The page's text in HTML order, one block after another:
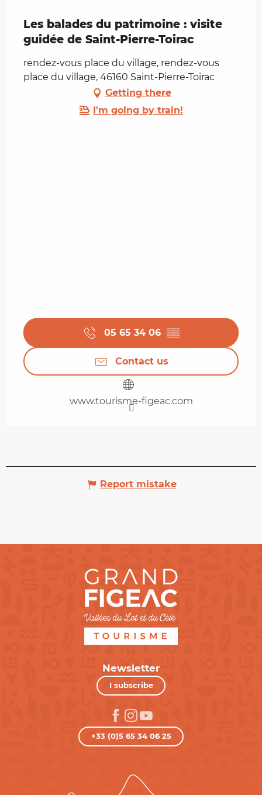
Les balades du patrimoine : visite
guidée de Saint-Pierre-Toirac
rendez-vous place du village, rendez-vous
place du village, 46160 Saint-Pierre-Toirac
Getting there
I'm going by train!
05 65 34 06 ▒▒
Contact us
www.tourisme-figeac.com
Report mistake
Newsletter
I subscribe
+33 (0)5 65 34 06 25